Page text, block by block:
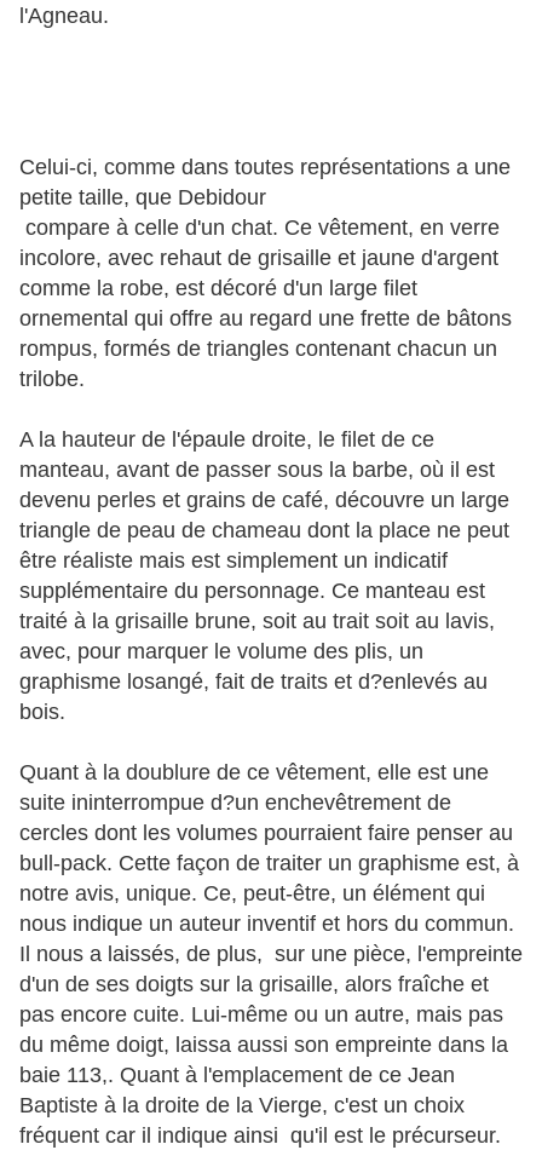
l'Agneau.
Celui-ci, comme dans toutes représentations a une
petite taille, que Debidour
compare à celle d'un chat. Ce vêtement, en verre
incolore, avec rehaut de grisaille et jaune d'argent
comme la robe, est décoré d'un large filet
ornemental qui offre au regard une frette de bâtons
rompus, formés de triangles contenant chacun un
trilobe.
A la hauteur de l'épaule droite, le filet de ce
manteau, avant de passer sous la barbe, où il est
devenu perles et grains de café, découvre un large
triangle de peau de chameau dont la place ne peut
être réaliste mais est simplement un indicatif
supplémentaire du personnage. Ce manteau est
traité à la grisaille brune, soit au trait soit au lavis,
avec, pour marquer le volume des plis, un
graphisme losangé, fait de traits et d?enlevés au
bois.
Quant à la doublure de ce vêtement, elle est une
suite ininterrompue d?un enchevêtrement de
cercles dont les volumes pourraient faire penser au
bull-pack. Cette façon de traiter un graphisme est, à
notre avis, unique. Ce, peut-être, un élément qui
nous indique un auteur inventif et hors du commun.
Il nous a laissés, de plus, sur une pièce, l'empreinte
d'un de ses doigts sur la grisaille, alors fraîche et
pas encore cuite. Lui-même ou un autre, mais pas
du même doigt, laissa aussi son empreinte dans la
baie 113,. Quant à l'emplacement de ce Jean
Baptiste à la droite de la Vierge, c'est un choix
fréquent car il indique ainsi qu'il est le précurseur.